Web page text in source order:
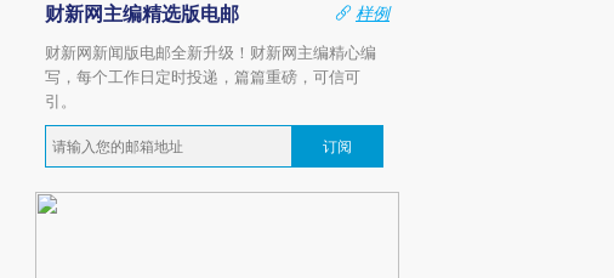
财新网主编精选版电邮
样例
财新网新闻版电邮全新升级！财新网主编精心编
写，每个工作日定时投递，篇篇重磅，可信可
引。
订阅